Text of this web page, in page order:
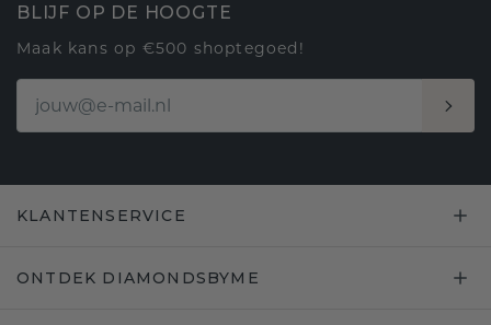
BLIJF OP DE HOOGTE
Maak kans op €500 shoptegoed!
KLANTENSERVICE
ONTDEK DIAMONDSBYME